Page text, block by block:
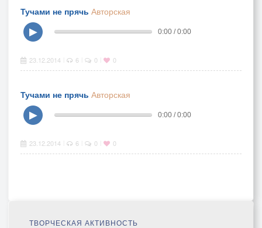
Тучами не прячь Авторская
▶
0:00 / 0:00
23.12.2014 6 0 0
Тучами не прячь Авторская
▶
0:00 / 0:00
23.12.2014 6 0 0
ТВОРЧЕСКАЯ АКТИВНОСТЬ